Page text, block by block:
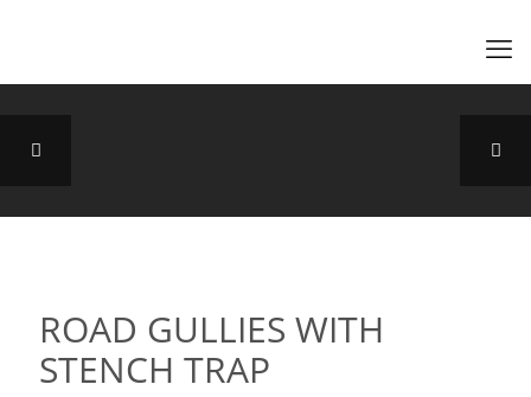
ROAD GULLIES WITH
STENCH TRAP